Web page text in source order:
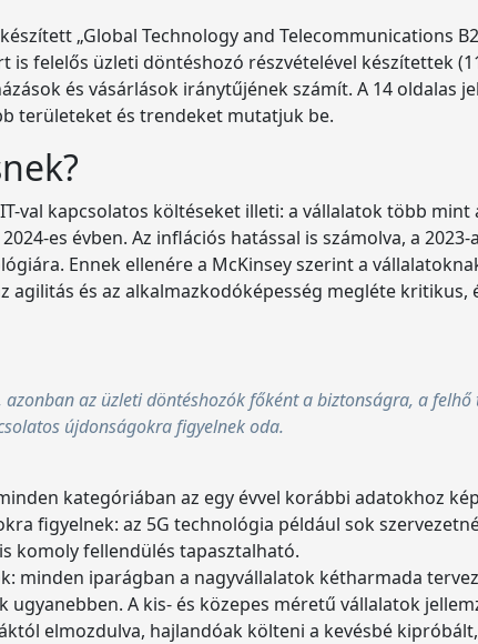
„Global Technology and Telecommunications
felelős üzleti döntéshozó részvételével készítettek
és vásárlások iránytűjének számít. A 14 oldalas
területeket és trendeket mutatjuk be.
kapcsolatos költéseket illeti: a vállalatok több mint
es évben. Az inflációs hatással is számolva, a
Ennek ellenére a McKinsey szerint a
agilitás és az alkalmazkodóképesség megléte kritikus,
az üzleti döntéshozók főként a biztonságra, a
újdonságokra figyelnek oda.
kategóriában az egy évvel korábbi adatokhoz
figyelnek: az 5G technológia például sok
komoly fellendülés tapasztalható.
minden iparágban a nagyvállalatok kétharmada
ugyanebben. A kis- és közepes méretű vállalatok
elmozdulva, hajlandóak költeni a kevésbé